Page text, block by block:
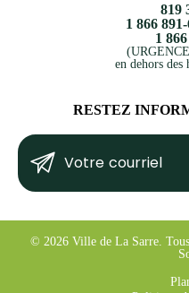
819
1 866
1
en dehors des
RESTEZ
Votre
courriel
(Nécessaire)
© 2026 Ville de La Sarre.